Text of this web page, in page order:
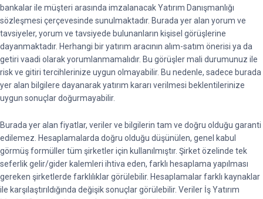
bankalar ile müşteri arasında imzalanacak Yatırım Danışmanlığı
sözleşmesi çerçevesinde sunulmaktadır. Burada yer alan yorum ve
tavsiyeler, yorum ve tavsiyede bulunanların kişisel görüşlerine
dayanmaktadır. Herhangi bir yatırım aracının alım-satım önerisi ya da
getiri vaadi olarak yorumlanmamalıdır. Bu görüşler mali durumunuz ile
risk ve gitiri tercihlerinize uygun olmayabilir. Bu nedenle, sadece burada
yer alan bilgilere dayanarak yatırım kararı verilmesi beklentilerinize
uygun sonuçlar doğurmayabilir.
Burada yer alan fiyatlar, veriler ve bilgilerin tam ve doğru olduğu garanti
edilemez. Hesaplamalarda doğru olduğu düşünülen, genel kabul
görmüş formüller tüm şirketler için kullanılmıştır. Şirket özelinde tek
seferlik gelir/gider kalemleri ihtiva eden, farklı hesaplama yapılması
gereken şirketlerde farklılıklar görülebilir. Hesaplamalar farklı kaynaklar
ile karşılaştırıldığında değişik sonuçlar görülebilir. Veriler İş Yatırım